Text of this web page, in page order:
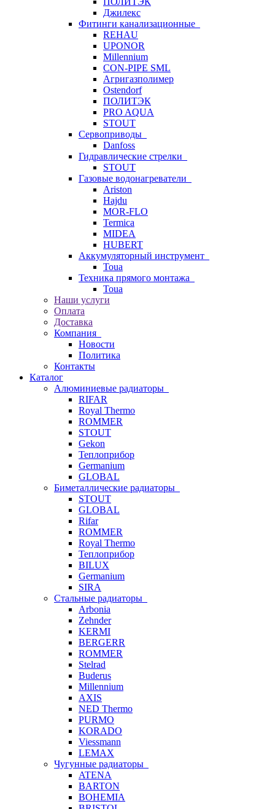
Джилекс
Фитинги канализационные
REHAU
UPONOR
Millennium
CON-PIPE SML
Агригазполимер
Ostendorf
ПОЛИТЭК
PRO AQUA
STOUT
Сервоприводы
Danfoss
Гидравлические стрелки
STOUT
Газовые водонагреватели
Ariston
Hajdu
MOR-FLO
Termica
MIDEA
HUBERT
Аккумуляторный инструмент
Toua
Техника прямого монтажа
Toua
Наши услуги
Оплата
Доставка
Компания
Новости
Политика
Контакты
Каталог
Алюминиевые радиаторы
RIFAR
Royal Thermo
ROMMER
STOUT
Gekon
Теплоприбор
Germanium
GLOBAL
Биметаллические радиаторы
STOUT
GLOBAL
Rifar
ROMMER
Royal Thermo
Теплоприбор
BILUX
Germanium
SIRA
Стальные радиаторы
Arbonia
Zehnder
KERMI
BERGERR
ROMMER
Stelrad
Buderus
Millennium
AXIS
NED Thermo
PURMO
KORADO
Viessmann
LEMAX
Чугунные радиаторы
ATENA
BARTON
BOHEMIA